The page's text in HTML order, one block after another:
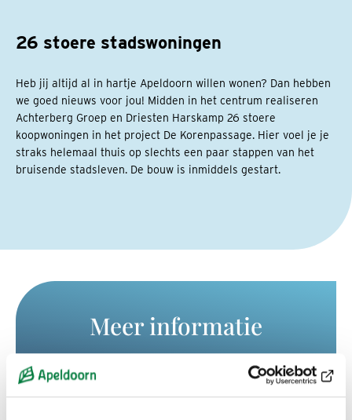
26 stoere stadswoningen
Heb jij altijd al in hartje Apeldoorn willen wonen? Dan hebben
we goed nieuws voor jou! Midden in het centrum realiseren
Achterberg Groep en Driesten Harskamp 26 stoere
koopwoningen in het project De Korenpassage. Hier voel je je
straks helemaal thuis op slechts een paar stappen van het
bruisende stadsleven. De bouw is inmiddels gestart.
Meer informatie
Kijk op de website van de ontwikkelaar
Wonen in De Korenpassage Apeldoorn